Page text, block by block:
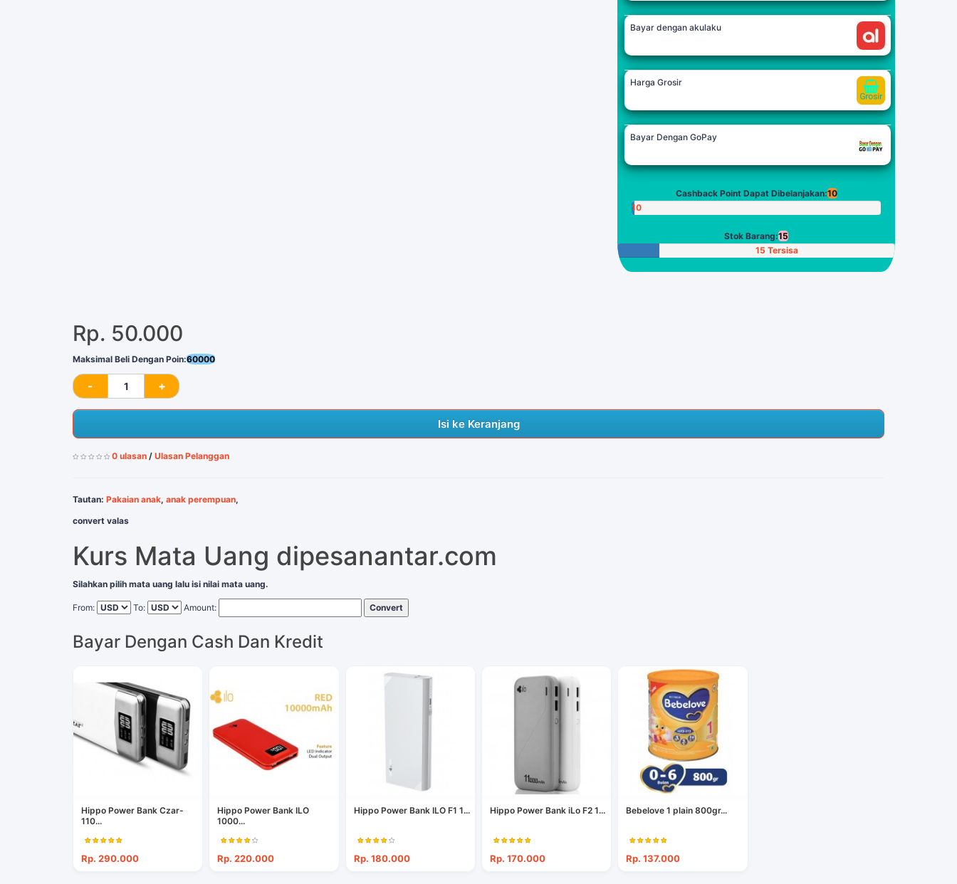
Bayar dengan akulaku
Harga Grosir
Bayar Dengan GoPay
Cashback Point Dapat Dibelanjakan:10
10
Stok Barang:15
15 Tersisa
Rp. 50.000
Maksimal Beli Dengan Poin:60000
Isi ke Keranjang
0 ulasan / Ulasan Pelanggan
Tautan: Pakaian anak, anak perempuan,
convert valas
Kurs Mata Uang dipesanantar.com
Silahkan pilih mata uang lalu isi nilai mata uang.
From: To: Amount: Convert
Bayar Dengan Cash Dan Kredit
Hippo Power Bank Czar-
110...
Rp. 290.000
Hippo Power Bank ILO
1000...
Rp. 220.000
Hippo Power Bank ILO F1 1...
Rp. 180.000
Hippo Power Bank iLo F2 1...
Rp. 170.000
Bebelove 1 plain 800gr...
Rp. 137.000